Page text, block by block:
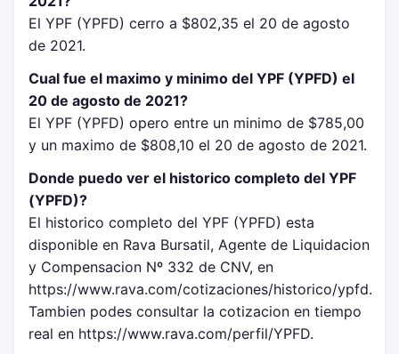
El YPF (YPFD) cerro a $802,35 el 20 de agosto
de 2021.
Cual fue el maximo y minimo del YPF (YPFD) el
20 de agosto de 2021?
El YPF (YPFD) opero entre un minimo de $785,00
y un maximo de $808,10 el 20 de agosto de 2021.
Donde puedo ver el historico completo del YPF
(YPFD)?
El historico completo del YPF (YPFD) esta
disponible en Rava Bursatil, Agente de Liquidacion
y Compensacion Nº 332 de CNV, en
https://www.rava.com/cotizaciones/historico/ypfd.
Tambien podes consultar la cotizacion en tiempo
real en https://www.rava.com/perfil/YPFD.